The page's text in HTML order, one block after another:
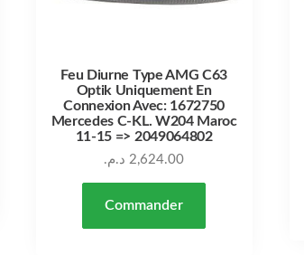
Feu Diurne Type AMG C63
Optik Uniquement En
Connexion Avec: 1672750
Mercedes C-KL. W204 Maroc
11-15 => 2049064802
2,624.00 د.م.
Commander